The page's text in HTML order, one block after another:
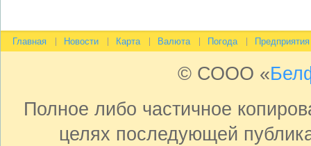
Главная Новости Карта Валюта Погода Предприятия
© СООО «
Полное либо частичное
целях последующей